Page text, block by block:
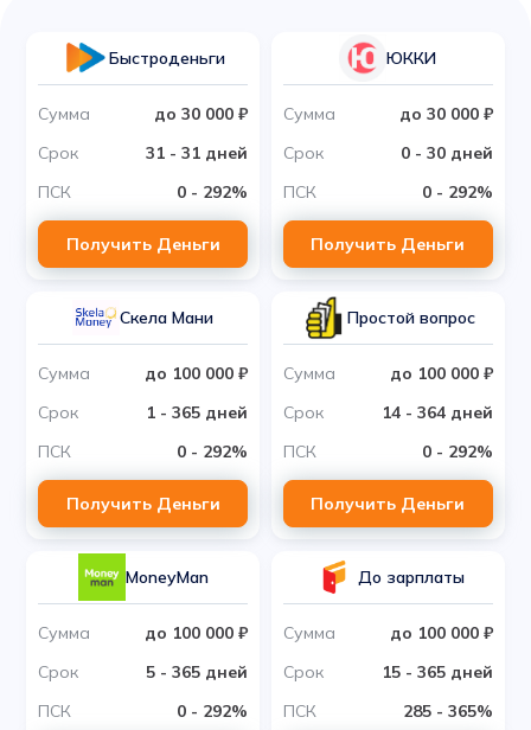
Быстроденьги
Сумма
до 30 000 ₽
Срок
31 - 31 дней
ПСК
0 - 292%
Получить Деньги
ЮККИ
Сумма
до 30 000 ₽
Срок
0 - 30 дней
ПСК
0 - 292%
Получить Деньги
Скела Мани
Сумма
до 100 000 ₽
Срок
1 - 365 дней
ПСК
0 - 292%
Получить Деньги
Простой вопрос
Сумма
до 100 000 ₽
Срок
14 - 364 дней
ПСК
0 - 292%
Получить Деньги
MoneyMan
Сумма
до 100 000 ₽
Срок
5 - 365 дней
ПСК
0 - 292%
До зарплаты
Сумма
до 100 000 ₽
Срок
15 - 365 дней
ПСК
285 - 365%